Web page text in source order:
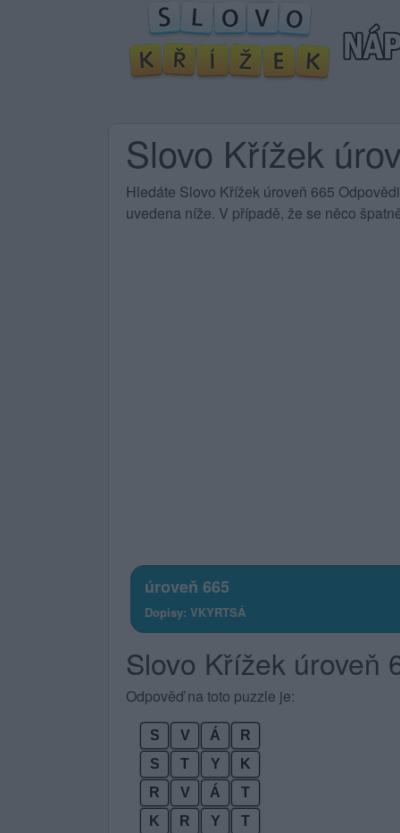
Slovo Křížek
Hledáte Slovo Křížek úroveň 665
uvedena níže. V případě, že se něco
úroveň 665
Dopisy: VKYRTSÁ
Slovo Křížek úroveň
Odpověď na toto puzzle je:
S V Á
R
S
T Y
K
R
V Á
T
K
R Y
T